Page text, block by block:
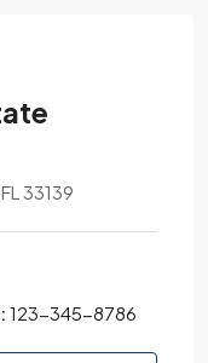
33139
123-345-8786